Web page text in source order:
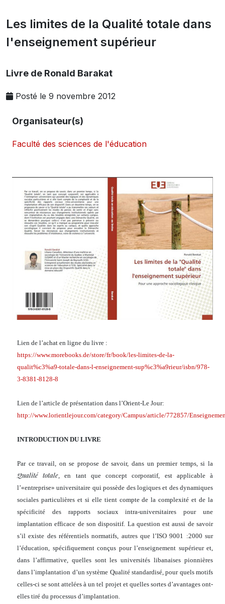
Les limites de la Qualité totale dans
l'enseignement supérieur
Livre de Ronald Barakat
Posté le 9 novembre 2012
Organisateur(s)
Faculté des sciences de l'éducation
Lien de l’achat en ligne du livre :
https://www.morebooks.de/store/fr/book/les-limites-de-la-
qualit%c3%a9-totale-dans-l-enseignement-sup%c3%a9rieur/isbn/978-
3-8381-8128-8
Lien de l’article de présentation dans l’Orient-Le Jour:
http://www.lorientlejour.com/category/Campus/article/772857/
INTRODUCTION DU LIVRE
Par ce travail, on se propose de savoir, dans un premier temps, si la
Qualité totale, en tant que concept corporatif, est applicable à
l’«entreprise» universitaire qui possède des logiques et des dynamiques
sociales particulières et si elle tient compte de la complexité et de la
spécificité des rapports sociaux intra-universitaires pour une
implantation efficace de son dispositif. La question est aussi de savoir
s’il existe des référentiels normatifs, autres que l’ISO 9001 :2000 sur
l’éducation, spécifiquement conçus pour l’enseignement supérieur et,
dans l’affirmative, quelles sont les universités libanaises pionnières
dans l’implantation d’un système Qualité standardisé, pour quels motifs
celles-ci se sont attelées à un tel projet et quelles sortes d’avantages ont-
elles tiré du processus d’implantation.